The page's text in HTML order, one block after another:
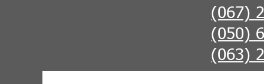
(067)
(050)
(063)